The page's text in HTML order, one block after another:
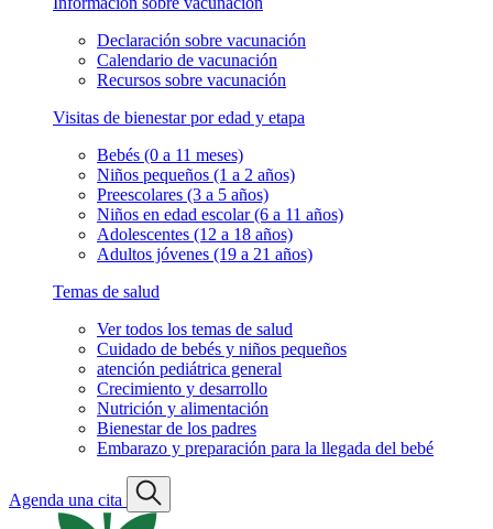
Declaración sobre vacunación
Calendario de vacunación
Recursos sobre vacunación
Visitas de bienestar por edad y etapa
Bebés (0 a 11 meses)
Niños pequeños (1 a 2 años)
Preescolares (3 a 5 años)
Niños en edad escolar (6 a 11 años)
Adolescentes (12 a 18 años)
Adultos jóvenes (19 a 21 años)
Temas de salud
Ver todos los temas de salud
Cuidado de bebés y niños pequeños
atención pediátrica general
Crecimiento y desarrollo
Nutrición y alimentación
Bienestar de los padres
Embarazo y preparación para la llegada del bebé
Agenda una cita